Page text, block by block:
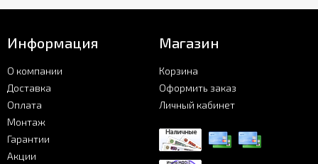
Информация
О компании
Доставка
Оплата
Монтаж
Гарантии
Акции
Магазин
Корзина
Оформить заказ
Личный кабинет